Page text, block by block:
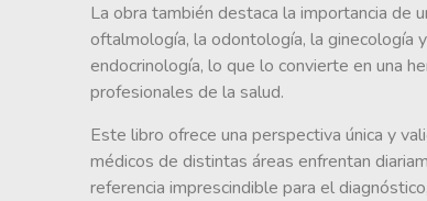
La obra también destaca la importancia de
oftalmología, la odontología, la ginecología
endocrinología, lo que lo convierte en una
profesionales de la salud.
Este libro ofrece una perspectiva única y
médicos de distintas áreas enfrentan
referencia imprescindible para el